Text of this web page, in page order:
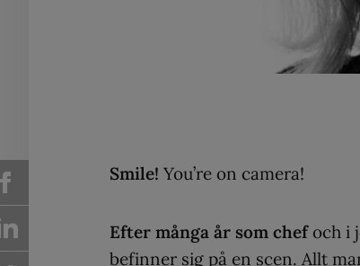
Smile! You’re on camera!
Efter många år som chef och i
befinner sig på en scen. Allt